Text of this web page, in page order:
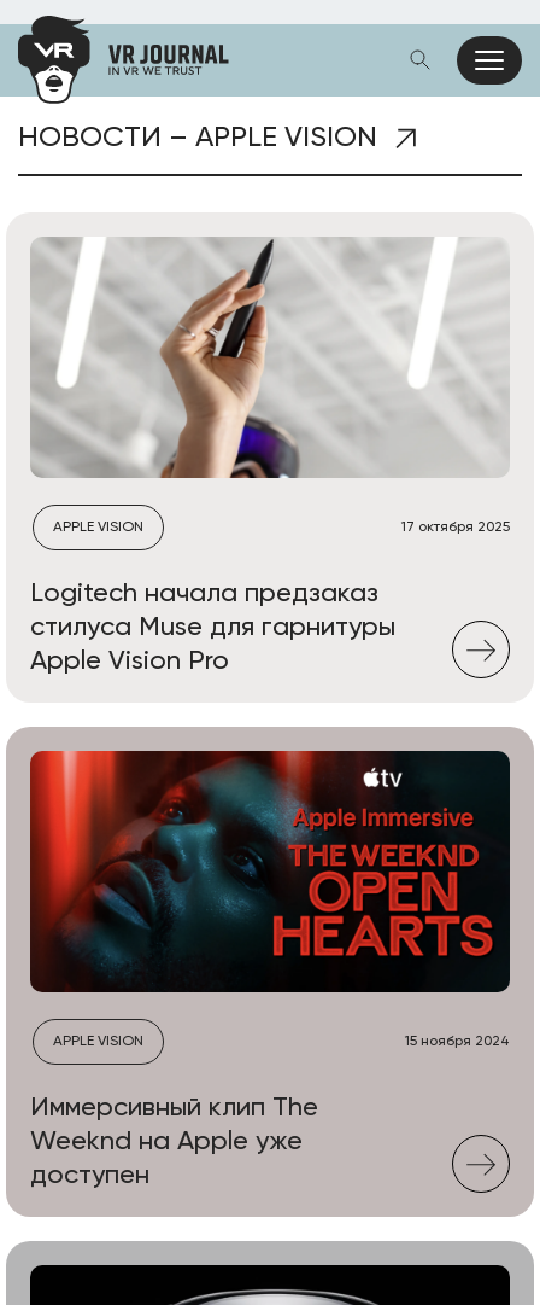
НОВОСТИ – APPLE VISION
APPLE VISION 17 октября 2025
Logitech начала предзаказ
стилуса Muse для гарнитуры
Apple Vision Pro
APPLE VISION 15 ноября 2024
Иммерсивный клип The
Weeknd на Apple уже
доступен